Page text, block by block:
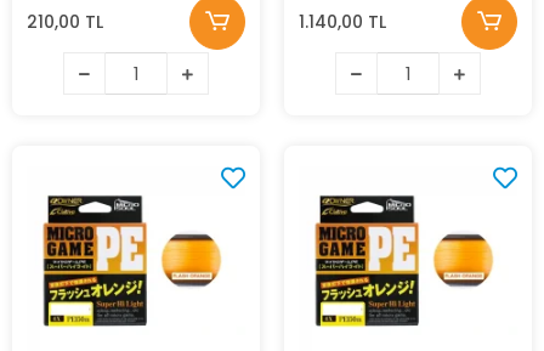
210,00 TL 1.140,00 TL